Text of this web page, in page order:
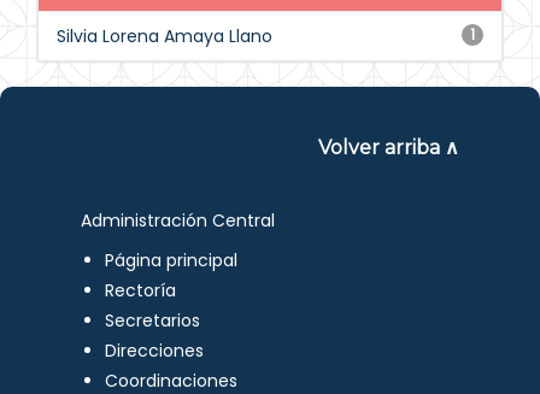
1
Silvia Lorena Amaya Llano
Volver arriba ∧
Administración Central
Página principal
Rectoría
Secretarios
Direcciones
Coordinaciones